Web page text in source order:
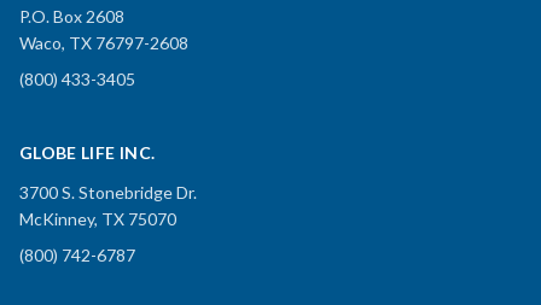
P.O. Box 2608
Waco, TX 76797-2608
(800) 433-3405
GLOBE LIFE INC.
3700 S. Stonebridge Dr.
McKinney, TX 75070
(800) 742-6787